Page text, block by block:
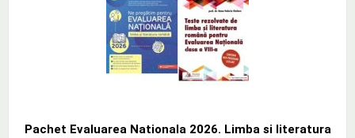
Pachet Evaluarea Nationala 2026. Limba si literatura